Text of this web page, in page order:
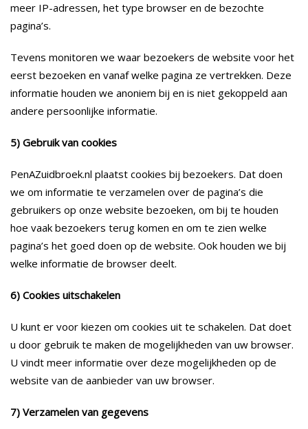
meer IP-adressen, het type browser en de bezochte
pagina’s.
Tevens monitoren we waar bezoekers de website voor het
eerst bezoeken en vanaf welke pagina ze vertrekken. Deze
informatie houden we anoniem bij en is niet gekoppeld aan
andere persoonlijke informatie.
5) Gebruik van cookies
PenAZuidbroek.nl plaatst cookies bij bezoekers. Dat doen
we om informatie te verzamelen over de pagina’s die
gebruikers op onze website bezoeken, om bij te houden
hoe vaak bezoekers terug komen en om te zien welke
pagina’s het goed doen op de website. Ook houden we bij
welke informatie de browser deelt.
6) Cookies uitschakelen
U kunt er voor kiezen om cookies uit te schakelen. Dat doet
u door gebruik te maken de mogelijkheden van uw browser.
U vindt meer informatie over deze mogelijkheden op de
website van de aanbieder van uw browser.
7) Verzamelen van gegevens